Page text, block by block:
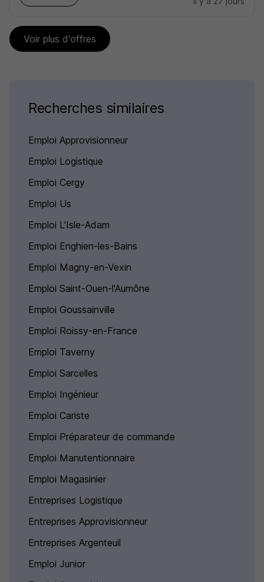
Voir plus d'offres
Recherches similaires
Emploi Approvisionneur
Emploi Logistique
Emploi Cergy
Emploi Us
Emploi L'Isle-Adam
Emploi Enghien-les-Bains
Emploi Magny-en-Vexin
Emploi Saint-Ouen-l'Aumône
Emploi Goussainville
Emploi Roissy-en-France
Emploi Taverny
Emploi Sarcelles
Emploi Ingénieur
Emploi Cariste
Emploi Préparateur de commande
Emploi Manutentionnaire
Emploi Magasinier
Entreprises Logistique
Entreprises Approvisionneur
Entreprises Argenteuil
Emploi Junior